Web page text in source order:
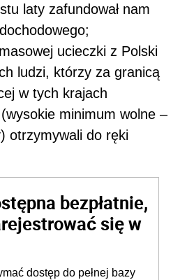
laty zafundował nam
ucieczki z Polski
ludzi, którzy za granicą
w tych krajach
minimum wolne –
otrzymywali do ręki
bezpłatnie,
się w
dostęp do pełnej bazy